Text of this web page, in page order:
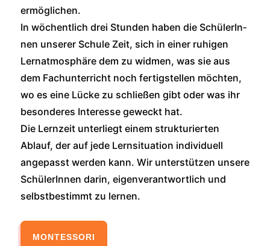
ermög­li­chen.
In wöchent­lich drei Stun­den haben die Schü­le­rIn­
nen unse­rer Schu­le Zeit, sich in einer ruhi­gen
Lernat­mo­sphä­re dem zu wid­men, was sie aus
dem Fach­un­ter­richt noch fer­tig­stel­len möch­ten,
wo es eine Lücke zu schlie­ßen gibt oder was ihr
beson­de­res Inter­es­se geweckt hat.
Die Lern­zeit unter­liegt einem struk­tu­rier­ten
Ablauf, der auf jede Lern­si­tua­ti­on indi­vi­du­ell
ange­passt wer­den kann. Wir unter­stüt­zen unse­re
Schü­le­rIn­nen dar­in, eigen­ver­ant­wort­lich und
selbst­be­stimmt zu ler­nen.
MONTESSO­RI